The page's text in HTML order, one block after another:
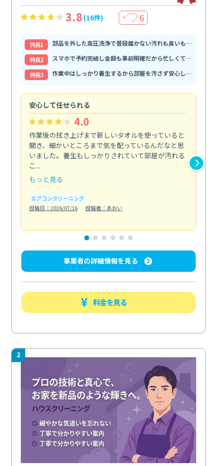
3.8 (16件) ＋ 6
特⻑1
部品を外した高圧洗浄で普段届かない汚れも臭いもすっきり解消
特⻑2
スマホで予約完結し金額も事前明確だから忙しくても頼みやすい
特⻑3
作業中はしっかり養生するから部屋を汚さず安心して任せられる
安心して任せられる
4.0
作業後の拭き上げまで新しいタオルを使っていると
聞き、細かいところまで気を配っているんだなと思
いました。養生もしっかりされていて部屋が汚れる
こ...
もっと見る
エアコンクリーニング
投稿日：2026/07/16
投稿者：あおい
事業者の詳細情報を見る
料金を見る
2